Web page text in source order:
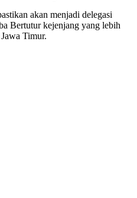
akan menjadi delegasi
Bertutur kejenjang yang lebih
Timur.